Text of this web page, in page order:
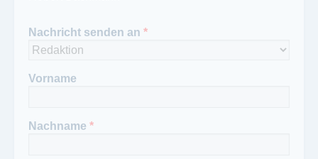
Nachricht senden an *
Vorname
Nachname *